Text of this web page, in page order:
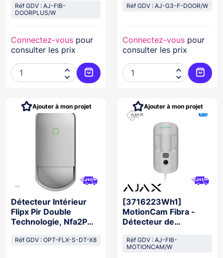
Réf GDV : AJ-FIB-
DOORPLUS/W
Connectez-vous pour
consulter les prix


Ajouter au panier
Réf GDV : AJ-G3-F-DOOR/W
Connectez-vous pour
consulter les prix


Détecteur Intérieur
Flipx Pir Double
Technologie, Nfa2P
Tournante, 12Mx12M
Réf GDV : OPT-FLX-S-DT-X8
Ajouter à mon projet
[3716223Wh1]
MotionCam Fibra -
Détecteur de
photo BLANC
Réf GDV : AJ-FIB-
MOTIONCAM/W
Ajouter à mon projet